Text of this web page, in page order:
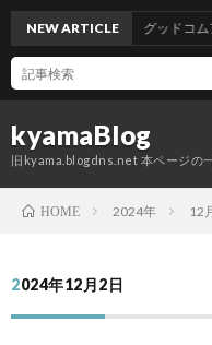
kyamaBlog
旧kyama.blogdns.net 本ページの
NEW ARTICLE グッドコム
HOME 2024年 12
2024年12月2日